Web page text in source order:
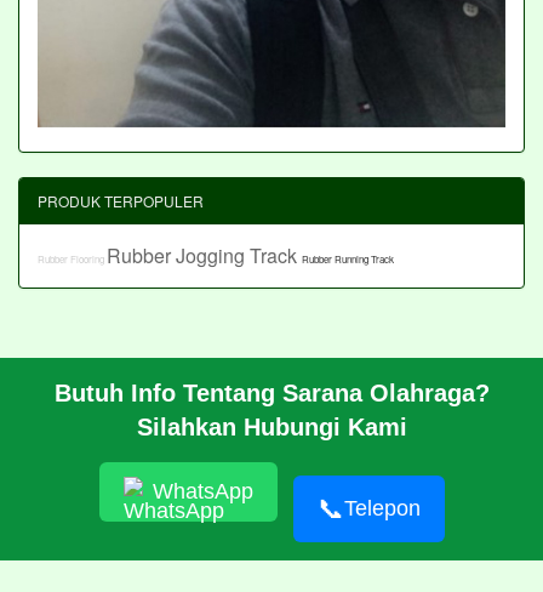
Butuh Info Tentang Sarana Olahraga?
Silahkan Hubungi Kami
WhatsApp
📞Telepon
PRODUK TERPOPULER
Rubber Flooring Rubber Jogging Track Rubber Running Track
CARA PESAN
HUBUNGI KAMI
© 2026 https://pabrikrubber.com/ 081351894500 Jasa Pembuatan
Rubber Running Track Lintasan Lari Standar IAAF International